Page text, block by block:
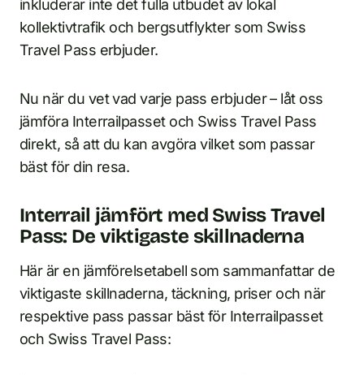
inkluderar inte det fulla utbudet av lokal
kollektivtrafik och bergsutflykter som Swiss
Travel Pass erbjuder.
Nu när du vet vad varje pass erbjuder – låt oss
jämföra Interrailpasset och Swiss Travel Pass
direkt, så att du kan avgöra vilket som passar
bäst för din resa.
Interrail jämfört med Swiss Travel
Pass: De viktigaste skillnaderna
Här är en jämförelsetabell som sammanfattar de
viktigaste skillnaderna, täckning, priser och när
respektive pass passar bäst för Interrailpasset
och Swiss Travel Pass: